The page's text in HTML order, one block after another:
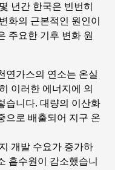
년간 한국은 빈번히
화의 근본적인 원인이
주요한 기후 변화 원
연가스의 연소는 온실
이러한 에너지에 의
습니다. 대량의 이산화
으로 배출되어 지구 온
개발 수요가 증가하
흡수원이 감소했습니